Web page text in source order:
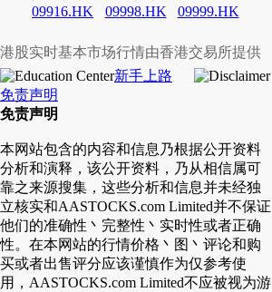
09916.HK
09998.HK
09999.HK
港股实时基本市场行情由香港交易所提供
新手上路
免责声明
免责声明
本网站包含的内容和信息乃根据公开资料
分析和演释，该公开资料，乃从相信属可
靠之来源搜集，这些分析和信息并未经独
立核实和AASTOCKS.com Limited并不保证
他们的准确性丶完整性丶实时性或者正确
性。在本网站的行情价格丶图丶评论和购
买或者出售评分应该谨慎作为仅参考使
用，AASTOCKS.com Limited不应被视为游